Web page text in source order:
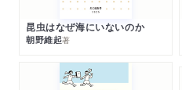
昆虫はなぜ海にいないのか
朝野維起著